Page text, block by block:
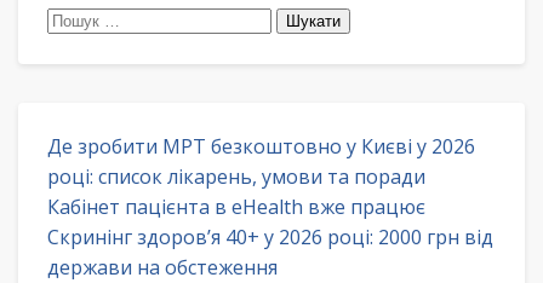
Пошук:
Де зробити МРТ безкоштовно у Києві у 2026
році: список лікарень, умови та поради
Кабінет пацієнта в eHealth вже працює
Скринінг здоров’я 40+ у 2026 році: 2000 грн від
держави на обстеження